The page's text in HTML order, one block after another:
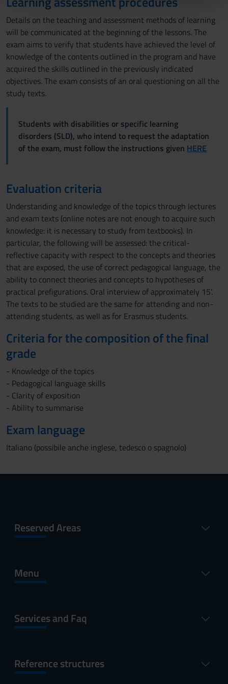
pubblicità e social media, i quali potrebbero combinarle
con altre informazioni che hai fornito loro o che hanno
raccolto dal tuo utilizzo dei loro servizi.
Details on the teaching and assessment methods of learning
will be communicated at the beginning of the lessons. The
exam aims to verify that students have achieved the level of
knowledge of the contents outlined in the program and have
acquired the skills outlined in the previously indicated
objectives. The exam consists of an oral questioning on all the
study texts.
Students with disabilities or specific learning
disorders (SLD), who intend to request the adaptation
of the exam, must follow the instructions given HERE
Evaluation criteria
Understanding and knowledge of the topics through lectures
and exam texts (online notes are not enough to acquire such
knowledge: it is necessary to study from textbooks). In
particular, the following will be assessed: the critical-
reflective capacity with respect to the concepts and theories
that are exposed, the use of correct pedagogical language, the
ability to connect theories and concepts to hypotheses of
practical prefigurations. Oral interview of approximately 15'.
The texts to be studied are the same for attending and non-
attending students, as well as for Erasmus students.
Criteria for the composition of the final
grade
- Knowledge of the topics
- Pedagogical language skills
- Clarity of exposition
- Ability to summarise
Exam language
Italiano (possibile anche inglese, tedesco o spagnolo)
Reserved Areas
Menu
Services and Faq
Reference structures